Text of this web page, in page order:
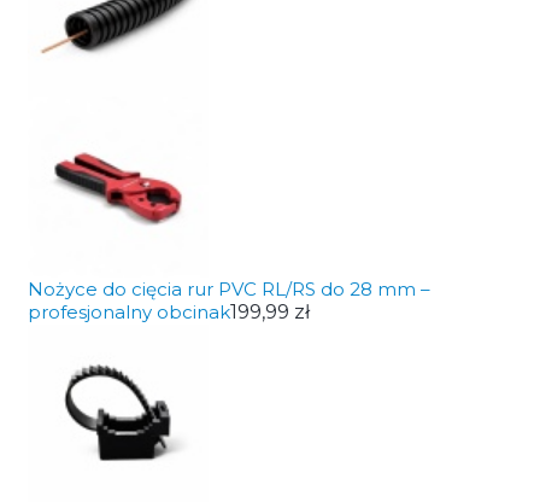
Nożyce do cięcia rur PVC RL/RS do 28 mm –
profesjonalny obcinak199,99 zł